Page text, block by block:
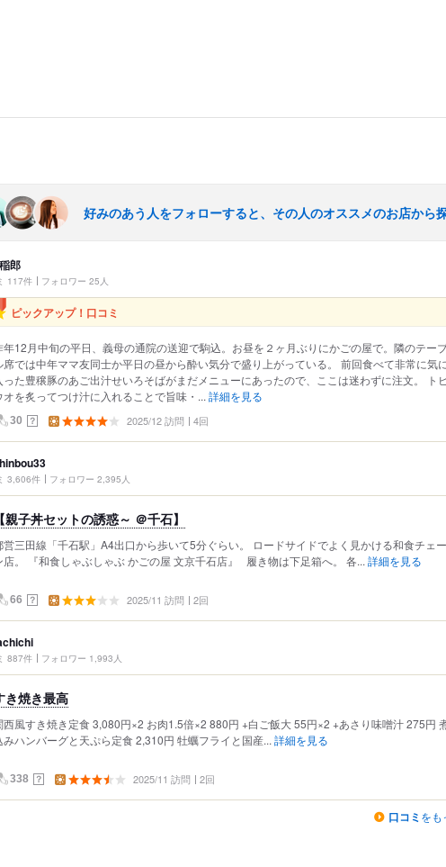
好みのあう人をフォローすると、その人のオススメのお店から探
郎
117件 フォロワー 25人
ピックアップ！口コミ
年12月中旬の平日、義母の通院の送迎で駒込。お昼を２ヶ月ぶりにかごの屋で。隣のテー
席では中年ママ友同士か平日の昼から酔い気分で盛り上がっている。 前回食べて非常に気
った豊穣豚のあご出汁せいろそばがまだメニューにあったので、ここは迷わずに注文。 ト
オを炙ってつけ汁に入れることで旨味・... 詳細を見る
30 ？ 2025/12 訪問 4回
3,606件 フォロワー 2,395人
【親子丼セットの誘惑～ ＠千石】
営三田線「千石駅」A4出口から歩いて5分ぐらい。 ロードサイドでよく見かける和食チェー
店。 『和食しゃぶしゃぶ かごの屋 文京千石店』 履き物は下足箱へ。 各... 詳細を見る
66 ？ 2025/11 訪問 2回
887件 フォロワー 1,993人
き焼き最高
西風すき焼き定食 3,080円×2 お肉1.5倍×2 880円 +白ご飯大 55円×2 +あさり味噌汁 275円
みハンバーグと天ぷら定食 2,310円 牡蠣フライと国産... 詳細を見る
338 ？ 2025/11 訪問 2回
口コミ をも